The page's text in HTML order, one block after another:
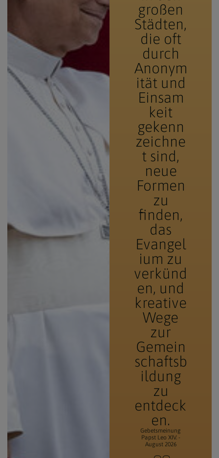
großen
Städten,
die oft
durch
Anonym
ität und
Einsam
keit
gekenn
zeichne
t sind,
neue
Formen
zu
finden,
das
Evangel
ium zu
verkünd
en, und
kreative
Wege
zur
Gemein
schaftsb
ildung
zu
entdeck
en.
Gebetsmeinung
Papst Leo XIV. -
August 2026